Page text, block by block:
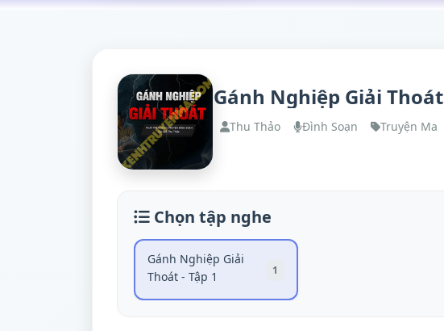
Gánh Nghiệp Giải Thoát
Thu Thảo Đình Soạn Truyện Ma
Chọn tập nghe
Gánh Nghiệp Giải
Thoát - Tập 1
1